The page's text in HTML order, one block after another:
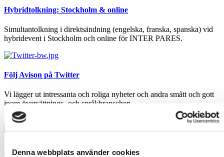
Denna webbplats använder cookies
Hybridtolkning: Stockholm & online
Simultantolkning i direktsändning (engelska, franska, spanska) vid
hybridevent i Stockholm och online för INTER PARES.
Följ Avison på Twitter
Vi lägger ut intressanta och roliga nyheter och andra smått och gott
inom översättnings- och språkbranschen.
Följ Avison
Omlokalisering till Kina?